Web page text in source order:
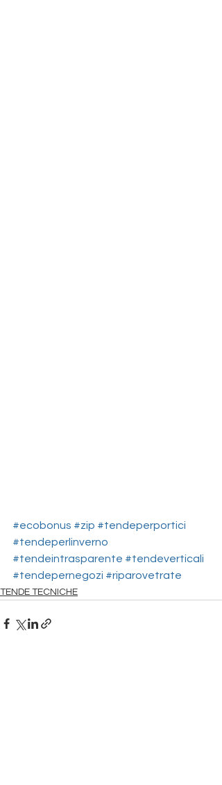
#ecobonus #zip #tendeperportici
#tendeperlinverno
#tendeintrasparente #tendeverticali
#tendepernegozi #riparovetrate
TENDE TECNICHE